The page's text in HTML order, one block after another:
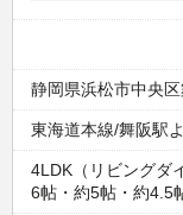
静岡県浜松市中央
東海道本線/舞阪駅
4LDK（リビングダ
6帖・約5帖・約4.5